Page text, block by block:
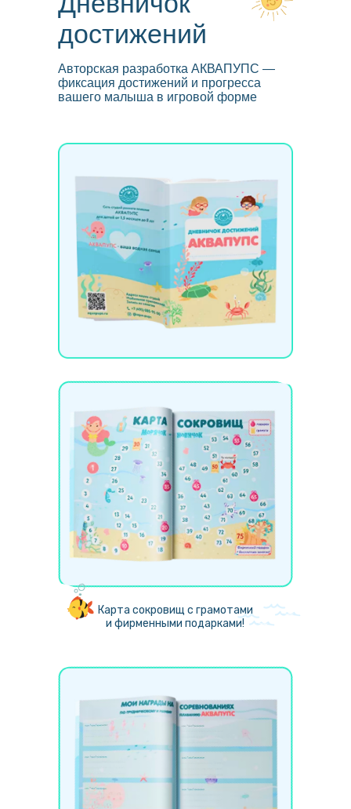
Карта сокровищ с грамотами
и фирменными подарками!
Авторская разработка АКВАПУПС —
фиксация достижений и прогресса
вашего малыша в игровой форме
достижений